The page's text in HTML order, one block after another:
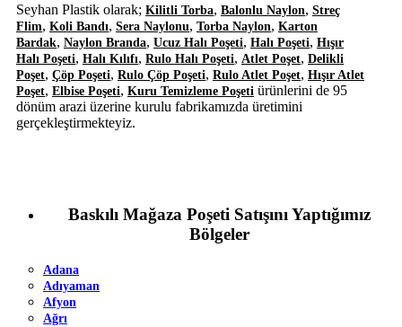
Seyhan Plastik olarak; Kilitli Torba, Balonlu Naylon, Streç
Flim, Koli Bandı, Sera Naylonu, Torba Naylon, Karton
Bardak, Naylon Branda, Ucuz Halı Poşeti, Halı Poşeti, Hışır
Halı Poşeti, Halı Kılıfı, Rulo Halı Poşeti, Atlet Poşet, Delikli
Poşet, Çöp Poşeti, Rulo Çöp Poşeti, Rulo Atlet Poşet, Hışır Atlet
Poşet, Elbise Poşeti, Kuru Temizleme Poşeti ürünlerini de 95
dönüm arazi üzerine kurulu fabrikamızda üretimini
gerçekleştirmekteyiz.
Baskılı Mağaza Poşeti Satışını Yaptığımız
Bölgeler
Adana
Adıyaman
Afyon
Ağrı